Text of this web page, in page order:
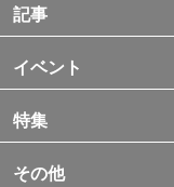
記事
イベント
特集
その他